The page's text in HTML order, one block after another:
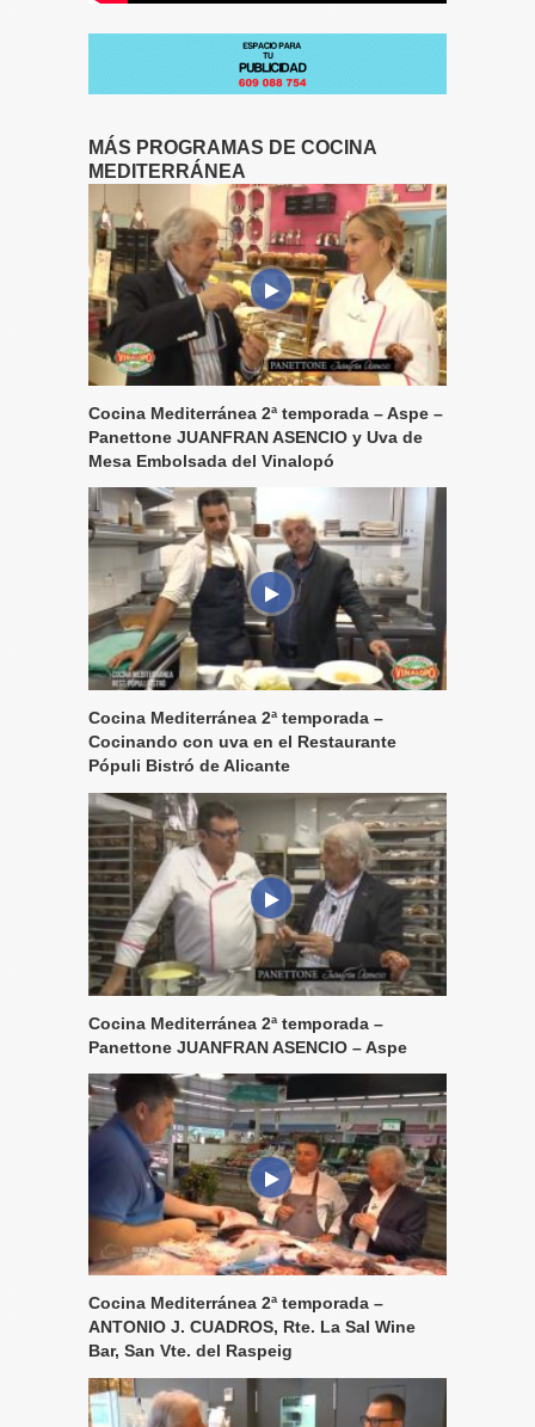
MÁS PROGRAMAS DE COCINA
MEDITERRÁNEA
Cocina Mediterránea 2ª temporada – Aspe –
Panettone JUANFRAN ASENCIO y Uva de
Mesa Embolsada del Vinalopó
Cocina Mediterránea 2ª temporada –
Cocinando con uva en el Restaurante
Pópuli Bistró de Alicante
Cocina Mediterránea 2ª temporada –
Panettone JUANFRAN ASENCIO – Aspe
Cocina Mediterránea 2ª temporada –
ANTONIO J. CUADROS, Rte. La Sal Wine
Bar, San Vte. del Raspeig